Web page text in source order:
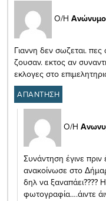
Ο/Η
Γιαννη δεν σωζεται.
ζουσαν. εκτος αν
εκλογες στο
ΑΠΑΝΤΗΣΗ
Ο/Η
Συνάντηση έγινε
ανακοίνωσε στο
δηλ να ξαναπάει????
φωτογραφία….άιντε